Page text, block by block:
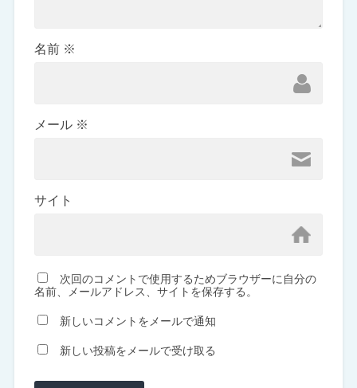
名前 ※
メール ※
サイト
次回のコメントで使用するためブラウザーに自分の
名前、メールアドレス、サイトを保存する。
新しいコメントをメールで通知
新しい投稿をメールで受け取る